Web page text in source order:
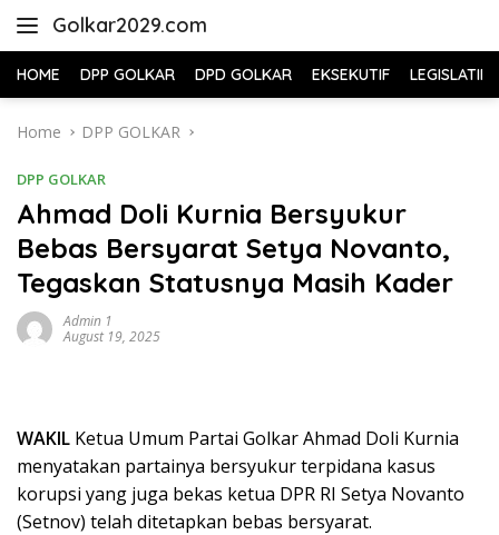
Golkar2029.com
HOME DPP GOLKAR DPD GOLKAR EKSEKUTIF LEGISLATIF
Home DPP GOLKAR
DPP GOLKAR
Ahmad Doli Kurnia Bersyukur
Bebas Bersyarat Setya Novanto,
Tegaskan Statusnya Masih Kader
Admin 1
August 19, 2025
WAKIL Ketua Umum Partai Golkar Ahmad Doli Kurnia
menyatakan partainya bersyukur terpidana kasus
korupsi yang juga bekas ketua DPR RI Setya Novanto
(Setnov) telah ditetapkan bebas bersyarat.